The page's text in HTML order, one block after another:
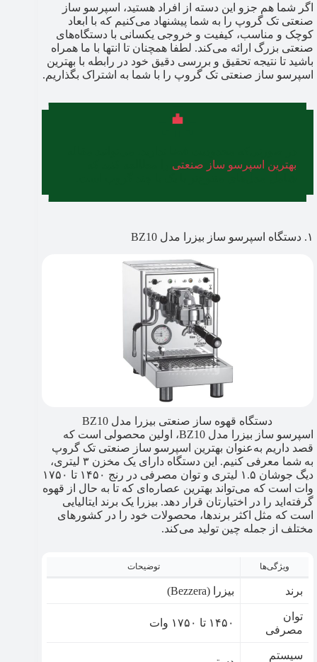
اگر شما هم جزو این دسته از افراد هستید، اسپرسو ساز
صنعتی تک گروپ را به شما پیشنهاد می‌کنیم که با ابعاد
کوچک و مناسب، کیفیت و خروجی یکسانی با دستگاه‌های
صنعتی بزرگ ارائه می‌کند. لطفا همچنان تا انتها با ما همراه
باشید تا نتیجه تحقیق و بررسی دقیق خود در رابطه با بهترین
اسپرسو ساز صنعتی تک گروپ را با شما به اشتراک بگذاریم.
بهترین اسپرسو ساز صنعتی
۱. دستگاه اسپرسو ساز بیزرا مدل BZ10
دستگاه قهوه ساز صنعتی بیزرا مدل BZ10
اسپرسو ساز بیزرا مدل BZ10، اولین محصولی است که
قصد داریم به‌عنوان بهترین اسپرسو ساز صنعتی تک گروپ
به شما معرفی کنیم. این دستگاه دارای یک مخزن ۳ لیتری،
دیگ جوشان ۱.۵ لیتری و توان مصرفی در رنج ۱۴۵۰ تا ۱۷۵۰
وات است که می‌تواند بهترین عصاره‌ای که تا به حال از قهوه
گرفته‌اید را در اختیارتان قرار دهد. بیزرا یک برند ایتالیایی
است که مثل اکثر برندها، محصولات خود را در کشورهای
مختلف از جمله چین تولید می‌کند.
ویژگی‌ها توضیحات
برند بیزرا (Bezzera)
توان
مصرفی
۱۴۵۰ تا ۱۷۵۰ وات
سیستم